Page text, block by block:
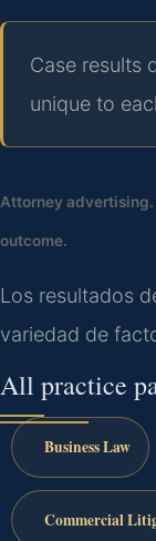
Case results
unique to
Attorney advertising.
outcome.
Los resultados
variedad de
All practice
Business Law
Commercial